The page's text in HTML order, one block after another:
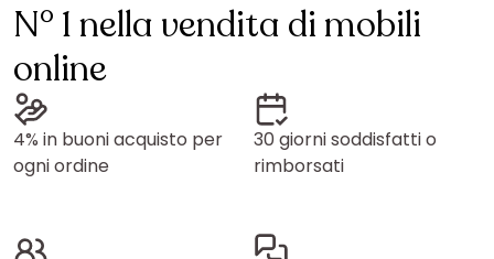
N° 1 nella vendita di mobili
online
4% in buoni acquisto per
ogni ordine
30 giorni soddisfatti o
rimborsati